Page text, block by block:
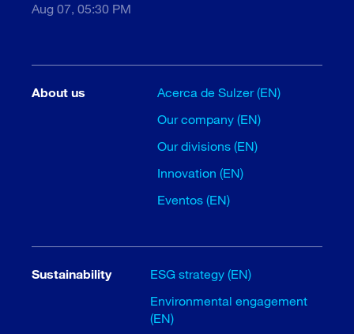
Aug 07, 05:30 PM
About us
Acerca de Sulzer (EN)
Our company (EN)
Our divisions (EN)
Innovation (EN)
Eventos (EN)
Sustainability
ESG strategy (EN)
Environmental engagement
(EN)